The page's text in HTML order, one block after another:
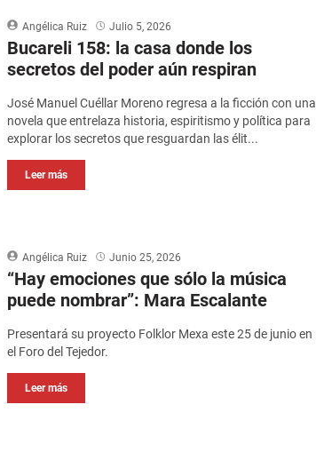
Angélica Ruiz Julio 5, 2026
Bucareli 158: la casa donde los
secretos del poder aún respiran
José Manuel Cuéllar Moreno regresa a la ficción con una
novela que entrelaza historia, espiritismo y política para
explorar los secretos que resguardan las élit...
Leer más
Angélica Ruiz Junio 25, 2026
“Hay emociones que sólo la música
puede nombrar”: Mara Escalante
Presentará su proyecto Folklor Mexa este 25 de junio en
el Foro del Tejedor.
Leer más